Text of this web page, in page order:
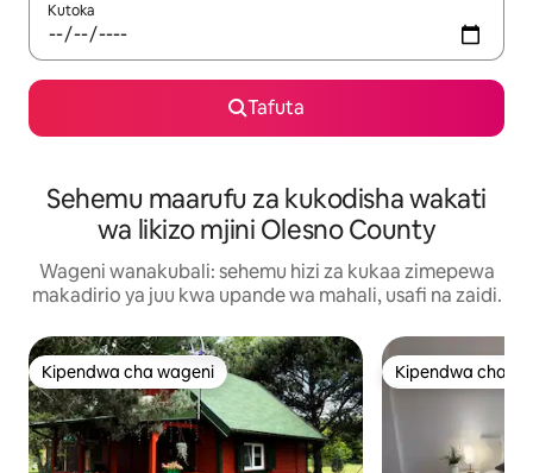
Kutoka
Tafuta
Sehemu maarufu za kukodisha wakati
wa likizo mjini Olesno County
Wageni wanakubali: sehemu hizi za kukaa zimepewa
makadirio ya juu kwa upande wa mahali, usafi na zaidi.
Kipendwa cha wageni
Kipendwa cha wageni Kipendwa cha
Kipendwa cha